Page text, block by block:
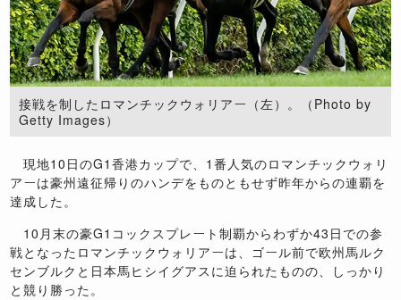
接戦を制したロマンチックウォリアー（左）。（Photo by
Getty Images）
現地10日のG1香港カップで、1番人気のロマンチックウォリ
アーは豪州遠征帰りのハンデをものともせず昨年からの連覇を
達成した。
10月末の豪G1コックスプレート制覇からわずか43日での参
戦となったロマンチックウォリアーは、ゴール前で欧州馬ルク
センブルクと日本馬ヒシイグアスに迫られたものの、しっかり
と競り勝った。